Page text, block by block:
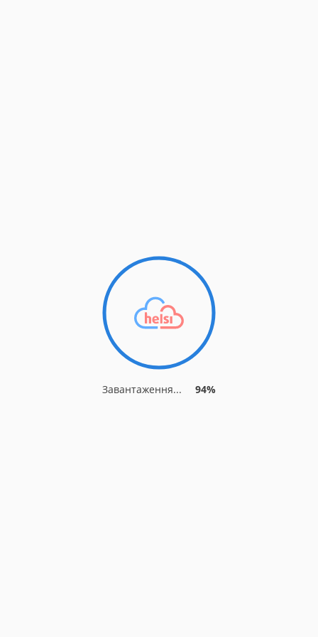
Завантаження... 94%